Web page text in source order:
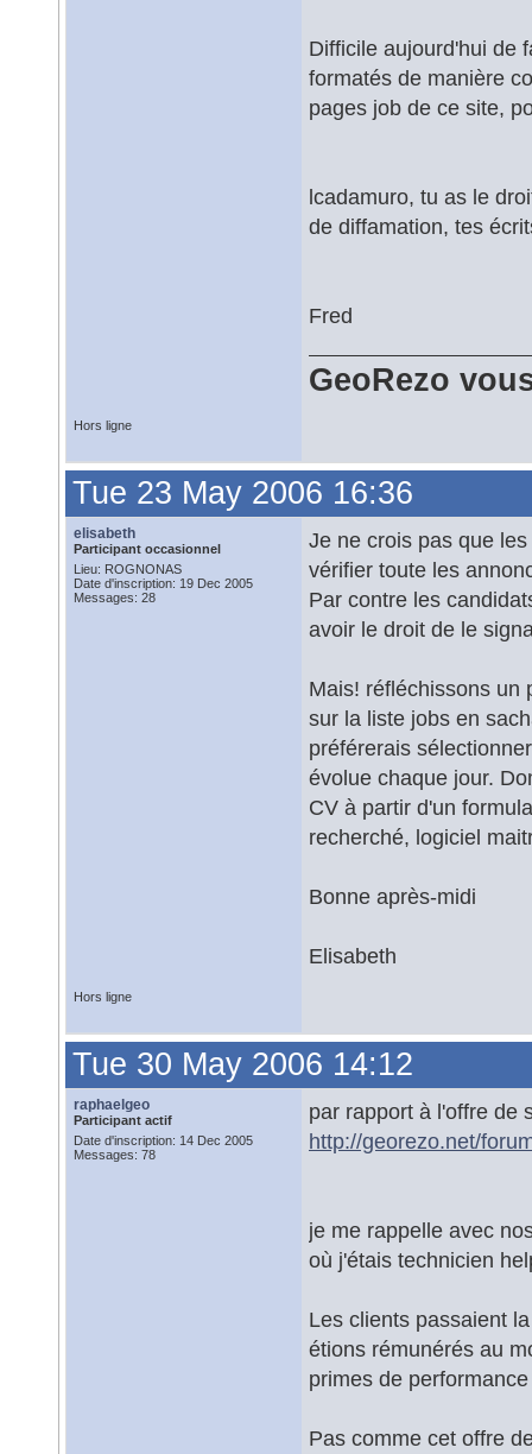
Difficile aujourd'hui de
formatés de manière
pages job de ce site,
lcadamuro, tu as le
de diffamation, tes
Fred
GeoRezo
Hors ligne
Tue 23 May 2006 16:36
elisabeth
Participant occasionnel
Lieu: ROGNONAS
Date d'inscription: 19 Dec 2005
Messages: 28
Je ne crois pas que
vérifier toute les
Par contre les
avoir le droit de le
Mais! réfléchissons un
sur la liste jobs en
préférerais
évolue chaque jour.
CV à partir d'un
recherché, logiciel
Bonne après-midi
Elisabeth
Hors ligne
Tue 30 May 2006 14:12
raphaelgeo
Participant actif
Date d'inscription: 14 Dec 2005
Messages: 78
par rapport à l'offre de
http://georezo.net/
je me rappelle avec
où j'étais technicien
Les clients passaient
étions rémunérés au
primes de
Pas comme cet offre